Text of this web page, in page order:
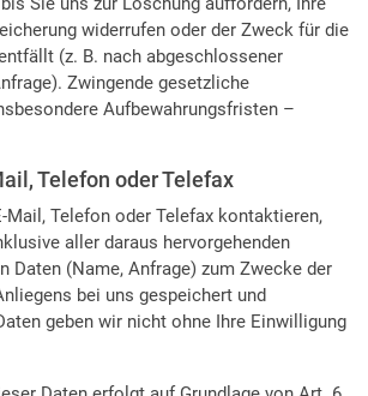
widerrufen oder der Zweck für die
(z. B. nach abgeschlossener
Zwingende gesetzliche
Aufbewahrungsfristen –
Telefon oder Telefax
Mail, Telefon oder Telefax kontaktieren,
aller daraus hervorgehenden
Daten (Name, Anfrage) zum Zwecke der
bei uns gespeichert und
geben wir nicht ohne Ihre Einwilligung